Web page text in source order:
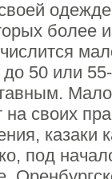
более
50 или
на своих
казаки
под